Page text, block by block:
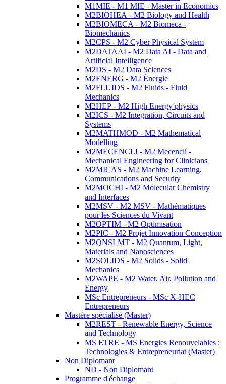
M1MIE - M1 MIE - Master in Economics
M2BIOHEA - M2 Biology and Health
M2BIOMECA - M2 Biomeca -
Biomechanics
M2CPS - M2 Cyber Physical System
M2DATAAI - M2 Data AI - Data and
Artificial Intelligence
M2DS - M2 Data Sciences
M2ENERG - M2 Énergie
M2FLUIDS - M2 Fluids - Fluid
Mechanics
M2HEP - M2 High Energy physics
M2ICS - M2 Integration, Circuits and
Systems
M2MATHMOD - M2 Mathematical
Modelling
M2MECENCLI - M2 Mecencli -
Mechanical Engineering for Clinicians
M2MICAS - M2 Machine Learning,
Communications and Security
M2MOCHI - M2 Molecular Chemistry
and Interfaces
M2MSV - M2 MSV - Mathématiques
pour les Sciences du Vivant
M2OPTIM - M2 Optimisation
M2PIC - M2 Projet Innovation Conception
M2QNSLMT - M2 Quantum, Light,
Materials and Nanosciences
M2SOLIDS - M2 Solids - Solid
Mechanics
M2WAPE - M2 Water, Air, Pollution and
Energy
MSc Entrepreneurs - MSc X-HEC
Entrepreneurs
Mastère spécialisé (Master)
M2REST - Renewable Energy, Science
and Technology
MS ETRE - MS Energies Renouvelables :
Technologies & Entrepreneuriat (Master)
Non Diplomant
ND - Non Diplomant
Programme d'échange